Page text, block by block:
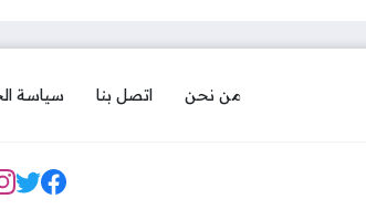
من نحن اتصل بنا سياسة